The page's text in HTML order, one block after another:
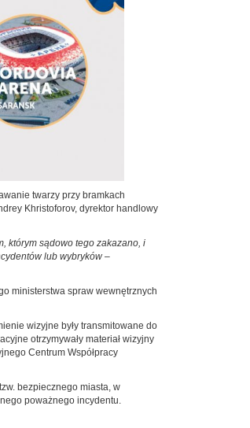
twarzy przy bramkach
Khristoforov, dyrektor handlowy
którym sądowo tego zakazano, i
lub wybryków –
ministerstwa spraw wewnętrznych
wizyjne były transmitowane do
otrzymywały materiał wizyjny
Centrum Współpracy
bezpiecznego miasta, w
poważnego incydentu.